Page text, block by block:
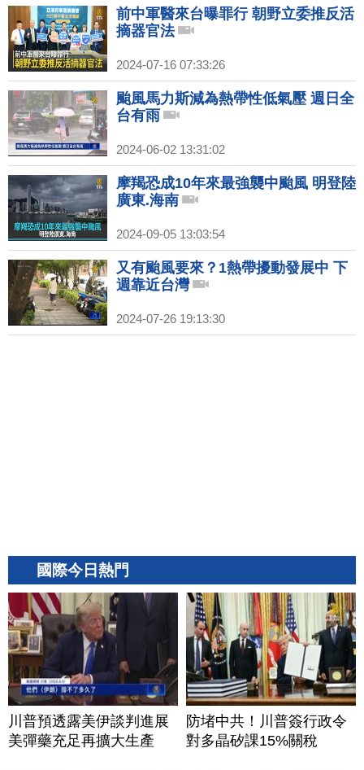
前中軍醫來台曝罪行 朝野立委推反活
摘器官法
2024-07-16 07:33:26
颱風馬力斯減為熱帶性低氣壓 週日全
台有雨
2024-06-02 13:31:02
摩羯恐成10年來最強襲中颱風 明登陸
廣東.海南
2024-09-05 13:03:54
又有颱風要來？1熱帶擾動發展中 下
週靠近台灣
2024-07-26 19:13:30
國際今日熱門
川普預透露美伊談判進展
美彈藥充足再擴大生產
防堵中共！川普簽行政令
對多晶矽課15%關稅